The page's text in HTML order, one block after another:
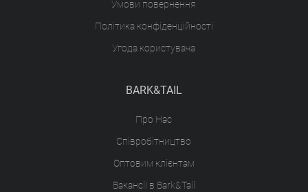
Умови повернення
Політика конфіденційності
Угода користувача
BARK&TAIL
Про Нас
Співробітництво
Оптовим клієнтам
Вакансії в Bark&Tail